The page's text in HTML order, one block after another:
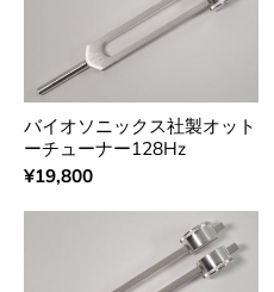
バイオソニックス社製オット
ーチューナー128Hz
¥19,800